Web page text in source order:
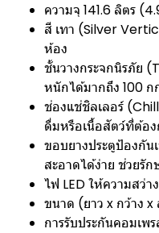
ความจุ 141.6 ลิตร
สี เทา (Silver
ห้อง
ชั้นวางกระจกนิรภัย
หนักได้มากถึง 100 ก
ช่องแช่ชิลเลอร์
ดื่มหรือเนื้อสัตว์ที่ต้อง
ขอบยางประตูป้องกัน
สะอาดได้ง่าย ช่วยรั
ไฟ LED ให้ความสว่
ขนาด (ยาว x กว้าง
การรับประกันคอมเพ